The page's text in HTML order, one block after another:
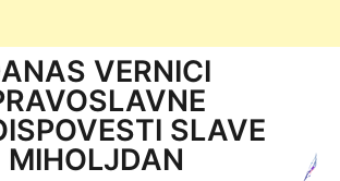
VERNICI
SLAVE
MIHOLJDAN